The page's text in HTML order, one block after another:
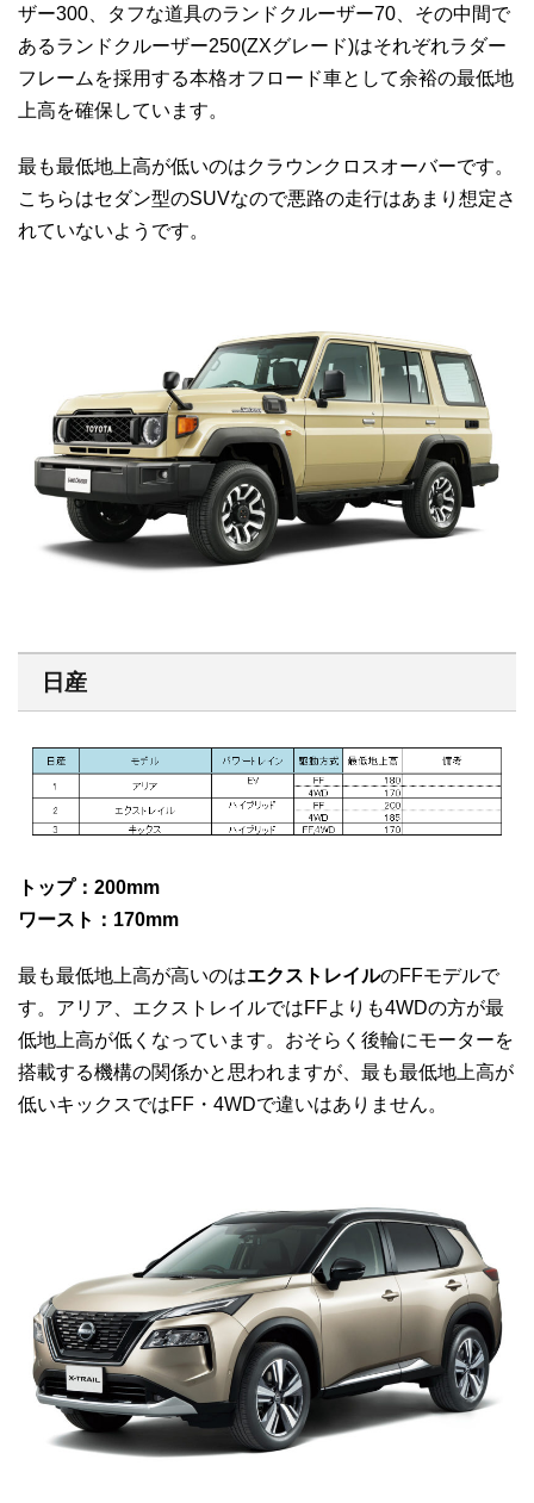
ザー300、タフな道具のランドクルーザー70、その中間で
あるランドクルーザー250(ZXグレード)はそれぞれラダー
フレームを採用する本格オフロード車として余裕の最低地
上高を確保しています。
最も最低地上高が低いのはクラウンクロスオーバーです。
こちらはセダン型のSUVなので悪路の走行はあまり想定さ
れていないようです。
日産
トップ：200mm
ワースト：170mm
最も最低地上高が高いのはエクストレイルのFFモデルで
す。アリア、エクストレイルではFFよりも4WDの方が最
低地上高が低くなっています。おそらく後輪にモーターを
搭載する機構の関係かと思われますが、最も最低地上高が
低いキックスではFF・4WDで違いはありません。